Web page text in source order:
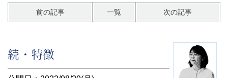
前の記事 一覧 次の記事
続・特徴